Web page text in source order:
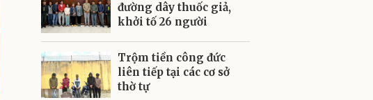
đường dây thuốc giả,
khởi tố 26 người
Trộm tiền công đức
liên tiếp tại các cơ sở
thờ tự